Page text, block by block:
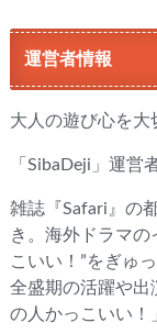
運営者情報
大人の遊び心を大
「SibaDeji」運営
雑誌『Safari』の
き。海外ドラマの
こいい！”をぎゅっ
全盛期の活躍や出
の人かっこいい！